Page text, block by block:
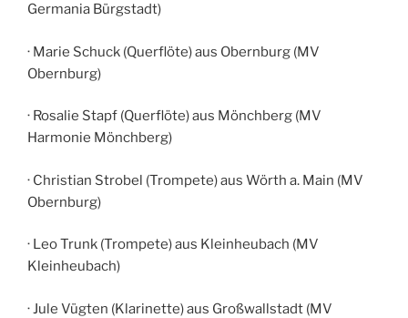
Germania Bürgstadt)
· Marie Schuck (Querflöte) aus Obernburg (MV
Obernburg)
· Rosalie Stapf (Querflöte) aus Mönchberg (MV
Harmonie Mönchberg)
· Christian Strobel (Trompete) aus Wörth a. Main (MV
Obernburg)
· Leo Trunk (Trompete) aus Kleinheubach (MV
Kleinheubach)
· Jule Vügten (Klarinette) aus Großwallstadt (MV